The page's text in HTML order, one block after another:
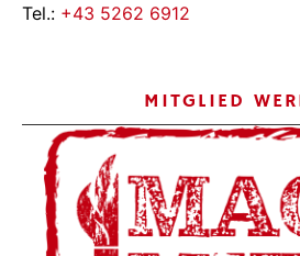
Tel.: +43 5262 6912
MITGLIED